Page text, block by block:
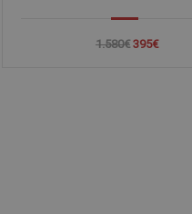
1.580€ 395€